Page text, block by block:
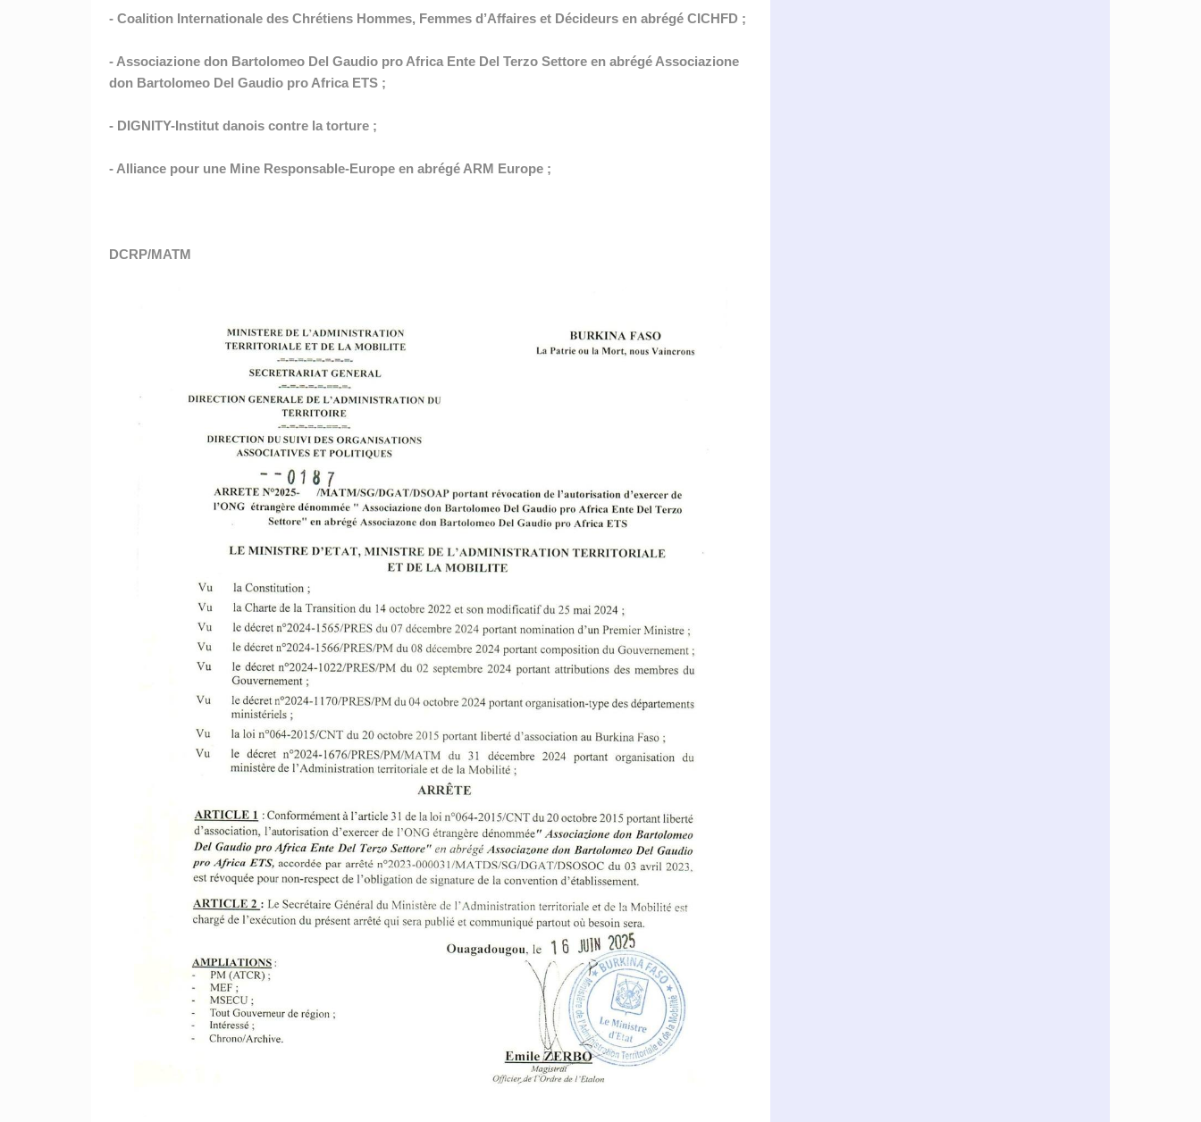
- Coalition Internationale des Chrétiens Hommes, Femmes d’Affaires et Décideurs en abrégé CICHFD ;
- Associazione don Bartolomeo Del Gaudio pro Africa Ente Del Terzo Settore en abrégé Associazione
don Bartolomeo Del Gaudio pro Africa ETS ;
- DIGNITY-Institut danois contre la torture ;
- Alliance pour une Mine Responsable-Europe en abrégé ARM Europe ;
DCRP/MATM